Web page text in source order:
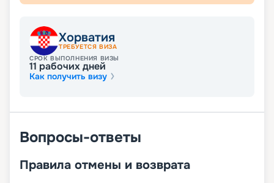
Хорватия
ТРЕБУЕТСЯ ВИЗА
СРОК ВЫПОЛНЕНИЯ ВИЗЫ
11 рабочих дней
Как получить визу
Вопросы-ответы
Правила отмены и возврата